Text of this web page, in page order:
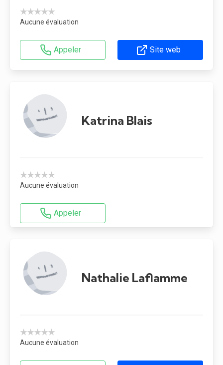
★★★★★
Aucune évaluation
Appeler Site web
Katrina Blais
★★★★★
Aucune évaluation
Appeler
Nathalie Laflamme
★★★★★
Aucune évaluation